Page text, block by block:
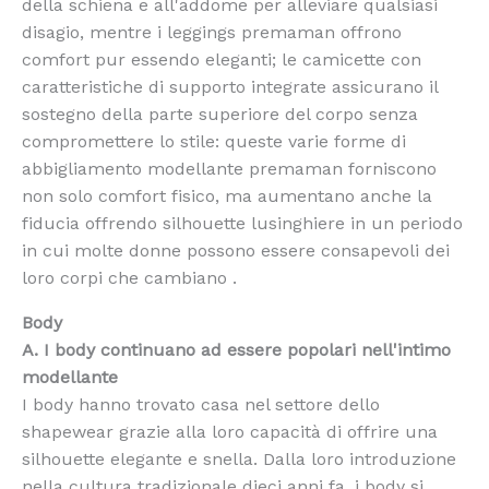
della schiena e all'addome per alleviare qualsiasi
disagio, mentre i leggings premaman offrono
comfort pur essendo eleganti; le camicette con
caratteristiche di supporto integrate assicurano il
sostegno della parte superiore del corpo senza
compromettere lo stile: queste varie forme di
abbigliamento modellante premaman forniscono
non solo comfort fisico, ma aumentano anche la
fiducia offrendo silhouette lusinghiere in un periodo
in cui molte donne possono essere consapevoli dei
loro corpi che cambiano .
Body
A. I body continuano ad essere popolari nell'intimo
modellante
I body hanno trovato casa nel settore dello
shapewear grazie alla loro capacità di offrire una
silhouette elegante e snella. Dalla loro introduzione